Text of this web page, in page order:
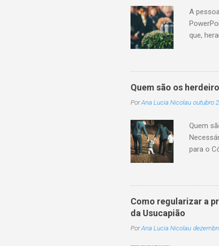
A
que,
não
a
legítima
da
Quem são os
PorAna Lucia Nicolau outubro
Quem
para o
na
1.845,
o
o
adotado
Como regularizar a
da Usucapião
PorAna Lucia Nicolau